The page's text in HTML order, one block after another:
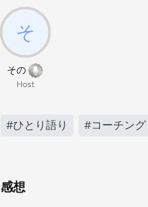
その
Host
#ひとり語り #コーチング
感想